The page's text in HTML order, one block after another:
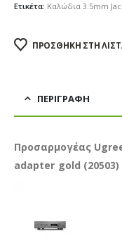
Ετικέτα: Καλώδια 3.5mm
ΠΡΟΣΘΉΚΗ ΣΤΗ
ΠΕΡΙΓΡΑΦΉ
Προσαρμογέας
adapter gold (20503)